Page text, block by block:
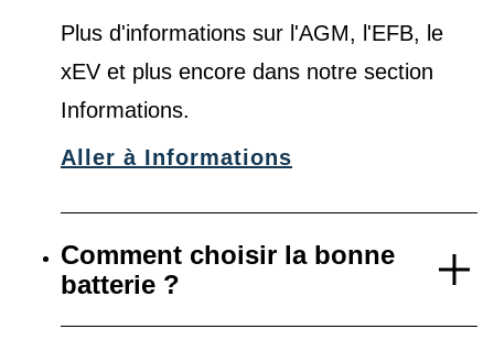
Plus d'informations sur l'AGM, l'EFB, le
xEV et plus encore dans notre section
Informations.
Aller à Informations
Comment choisir la bonne
batterie ?